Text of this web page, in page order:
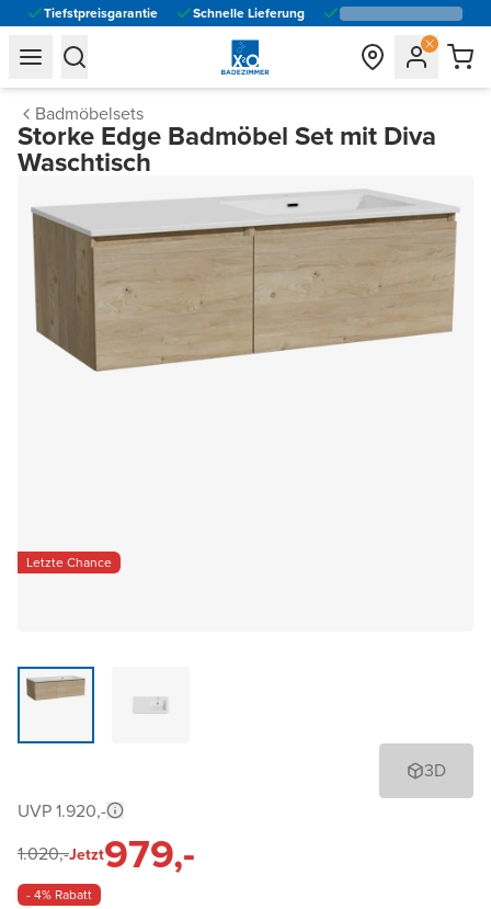
Tiefstpreisgarantie Schnelle Lieferung
general.navigation.toggle_menu.label
general.navigation.toggle_menu.label
Badmöbelsets
Storke Edge Badmöbel Set mit Diva
Waschtisch
Letzte Chance
3D
UVP 1.920,-
1.020,-Jetzt979,-
- 4% Rabatt